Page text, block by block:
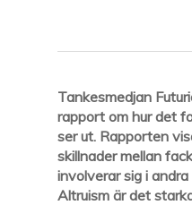
Tankesmedjan
rapport om hur det
ser ut. Rapporten
skillnader mellan
involverar sig i
Altruism är det